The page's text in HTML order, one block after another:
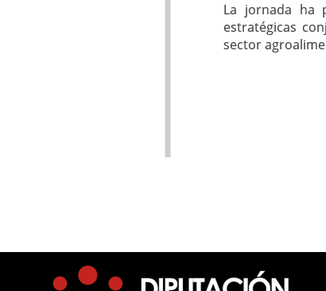
La jornada ha
estratégicas
sector